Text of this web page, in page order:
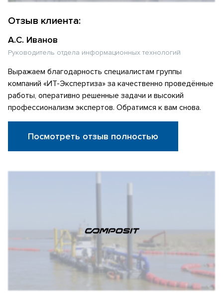
Отзыв клиента:
А.С. Иванов
Руководитель отдела информационных технологий
Выражаем благодарность специалистам группы
компаний «ИТ-Экспертиза» за качественно проведённые
работы, оперативно решенные задачи и высокий
профессионализм экспертов. Обратимся к вам снова.
Посмотреть отзыв полностью